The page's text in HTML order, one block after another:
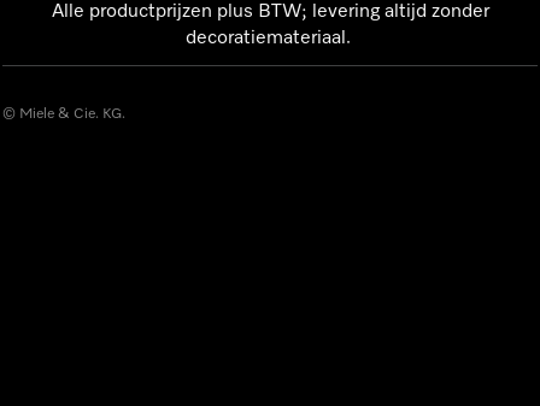
Alle productprijzen plus BTW; levering altijd zonder
decoratiemateriaal.
© Miele & Cie. KG.